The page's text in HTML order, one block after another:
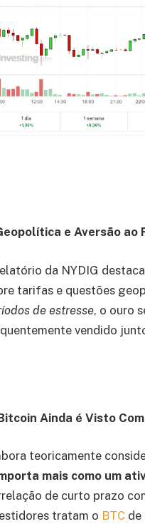
e Aversão ao
da NYDIG
tarifas e questões
de estresse, o ouro
vendido
Ainda é Visto
teoricamente
mais como um
de curto prazo
tratam o BTC de